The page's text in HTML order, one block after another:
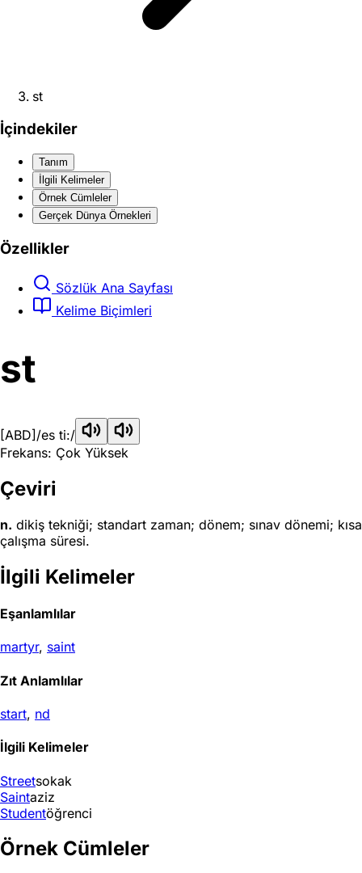
st
İçindekiler
Tanım
İlgili Kelimeler
Örnek Cümleler
Gerçek Dünya Örnekleri
Özellikler
Sözlük Ana Sayfası
Kelime Biçimleri
st
[ABD] /es ti:/
Frekans: Çok Yüksek
Çeviri
n. dikiş tekniği; standart zaman; dönem; sınav dönemi; kısa
çalışma süresi.
İlgili Kelimeler
Eşanlamlılar
martyr, saint
Zıt Anlamlılar
start, nd
İlgili Kelimeler
Streetsokak
Saintaziz
Studentöğrenci
Örnek Cümleler